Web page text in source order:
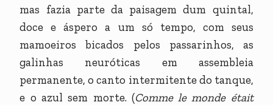
mas fazia parte da paisagem dum quintal,
doce e áspero a um só tempo, com seus
mamoeiros bicados pelos passarinhos, as
galinhas neuróticas em assembleia
permanente, o canto intermitente do tanque,
e o azul sem morte. (Comme le monde était